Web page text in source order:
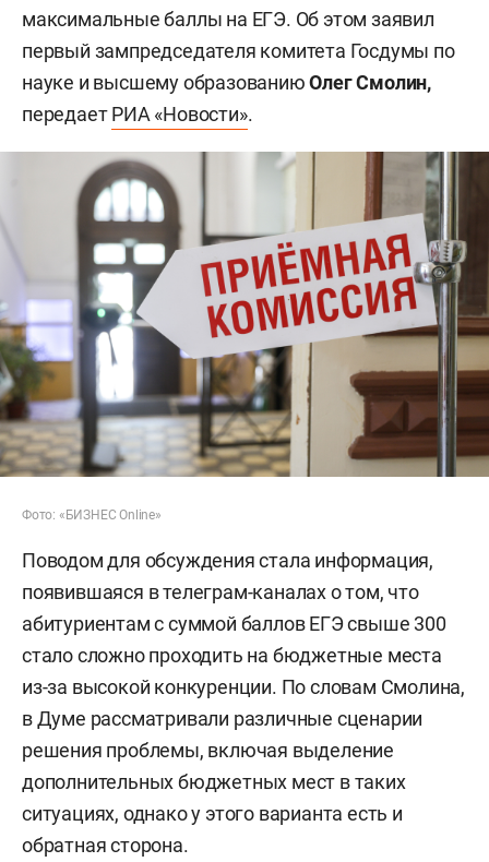
максимальные баллы на ЕГЭ. Об этом заявил
первый зампредседателя комитета Госдумы по
науке и высшему образованиюОлег Смолин,
передаетРИА «Новости».
Фото: «БИЗНЕС Online»
Поводом для обсуждения стала информация,
появившаяся в телеграм-каналах о том, что
абитуриентам с суммой баллов ЕГЭ свыше 300
стало сложно проходить на бюджетные места
из-за высокой конкуренции. По словам Смолина,
в Думе рассматривали различные сценарии
решения проблемы, включая выделение
дополнительных бюджетных мест в таких
ситуациях, однако у этого варианта есть и
обратная сторона.